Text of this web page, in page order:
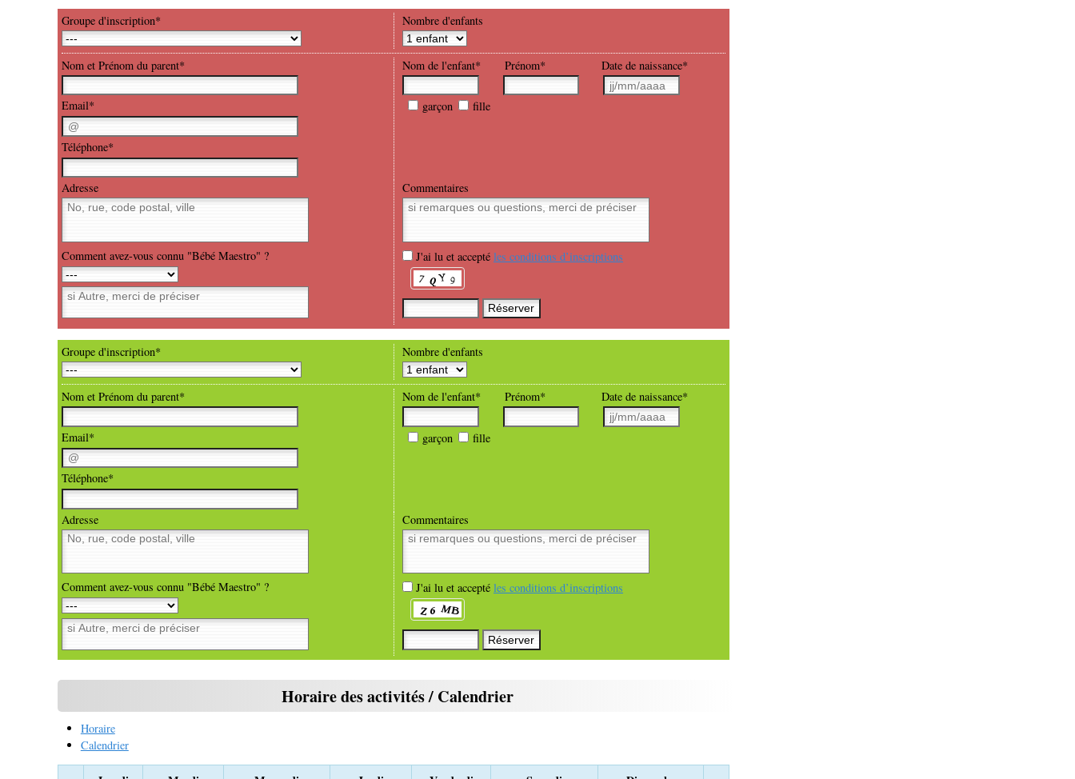
Groupe d'inscription* Nombre d'enfants
Nom et Prénom du parent*
Email*
Téléphone*
Nom de l'enfant* Prénom* Date de naissance*
garçon fille
Adresse
Comment avez-vous connu "Bébé Maestro" ?
Commentaires
J'ai lu et accepté les conditions d’inscriptions
Groupe d'inscription* Nombre d'enfants
Nom et Prénom du parent*
Email*
Téléphone*
Nom de l'enfant* Prénom* Date de naissance*
garçon fille
Adresse
Comment avez-vous connu "Bébé Maestro" ?
Commentaires
J'ai lu et accepté les conditions d’inscriptions
Horaire des activités / Calendrier
Horaire
Calendrier